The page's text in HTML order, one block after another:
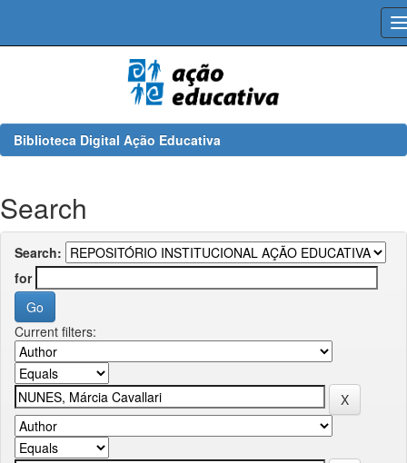
Biblioteca Digital Ação Educativa
Search
Search:
for
Current filters: